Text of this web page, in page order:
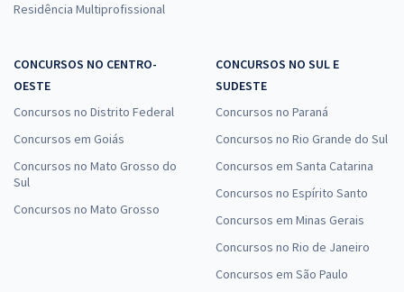
Residência Multiprofissional
CONCURSOS NO CENTRO-
OESTE
Concursos no Distrito Federal
Concursos em Goiás
Concursos no Mato Grosso do
Sul
Concursos no Mato Grosso
CONCURSOS NO SUL E
SUDESTE
Concursos no Paraná
Concursos no Rio Grande do Sul
Concursos em Santa Catarina
Concursos no Espírito Santo
Concursos em Minas Gerais
Concursos no Rio de Janeiro
Concursos em São Paulo